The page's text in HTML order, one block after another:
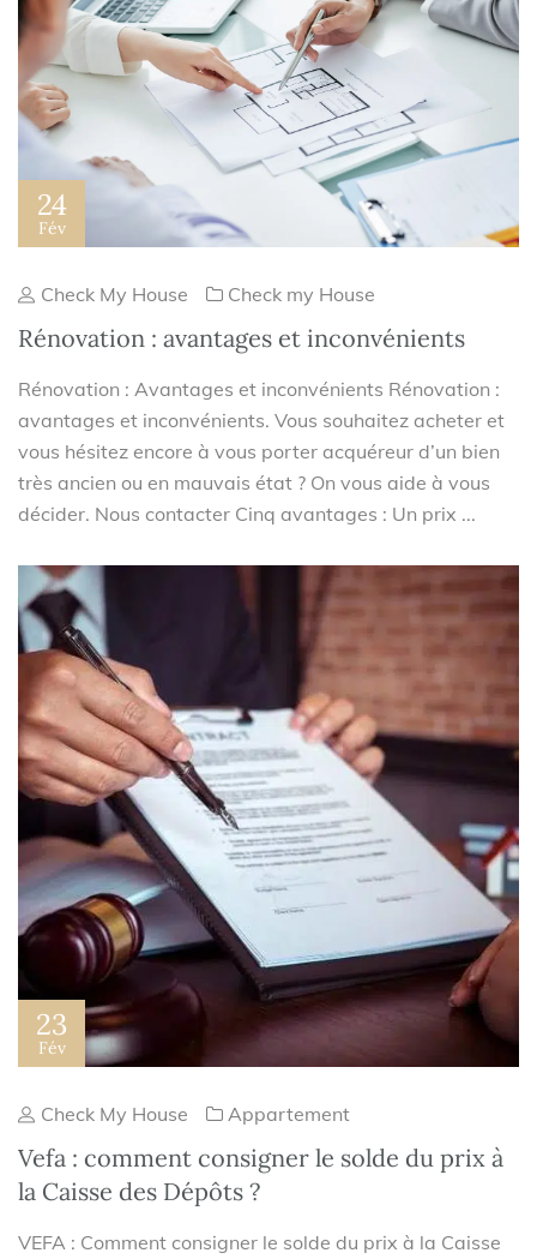
24
Fév
Check My House Check my House
Rénovation : avantages et inconvénients
Rénovation : Avantages et inconvénients Rénovation :
avantages et inconvénients. Vous souhaitez acheter et
vous hésitez encore à vous porter acquéreur d’un bien
très ancien ou en mauvais état ? On vous aide à vous
décider. Nous contacter Cinq avantages : Un prix ...
23
Fév
Check My House Appartement
Vefa : comment consigner le solde du prix à
la Caisse des Dépôts ?
VEFA : Comment consigner le solde du prix à la Caisse